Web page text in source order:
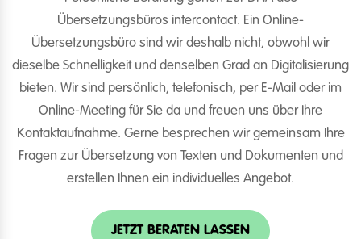
Übersetzungsbüros intercontact. Ein Online-
Übersetzungsbüro sind wir deshalb nicht, obwohl wir
dieselbe Schnelligkeit und denselben Grad an Digitalisierung
bieten. Wir sind persönlich, telefonisch, per E-Mail oder im
Online-Meeting für Sie da und freuen uns über Ihre
Kontaktaufnahme. Gerne besprechen wir gemeinsam Ihre
Fragen zur Übersetzung von Texten und Dokumenten und
erstellen Ihnen ein individuelles Angebot.
JETZT BERATEN LASSEN